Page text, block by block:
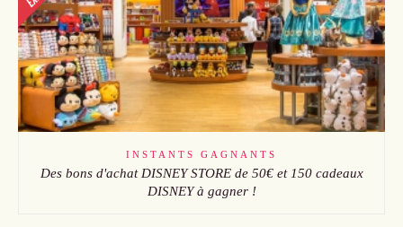
INSTANTS GAGNANTS
Des bons d'achat DISNEY STORE de 50€ et 150 cadeaux
DISNEY à gagner !